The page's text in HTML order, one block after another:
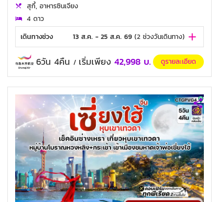
สุกี้, อาหารซินเจียง
4 ดาว
เดินทางช่วง
13 ส.ค. - 25 ส.ค. 69 (2 ช่วงวันเดินทาง)
6วัน 4คืน / เริ่มเพียง 42,998 บ. ดูรายละเอียด